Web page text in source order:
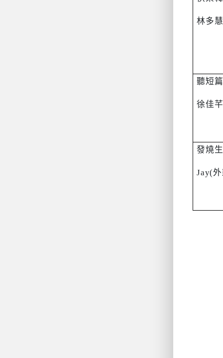
林多慧
聽短
徐佳芊
發燒
Jay(